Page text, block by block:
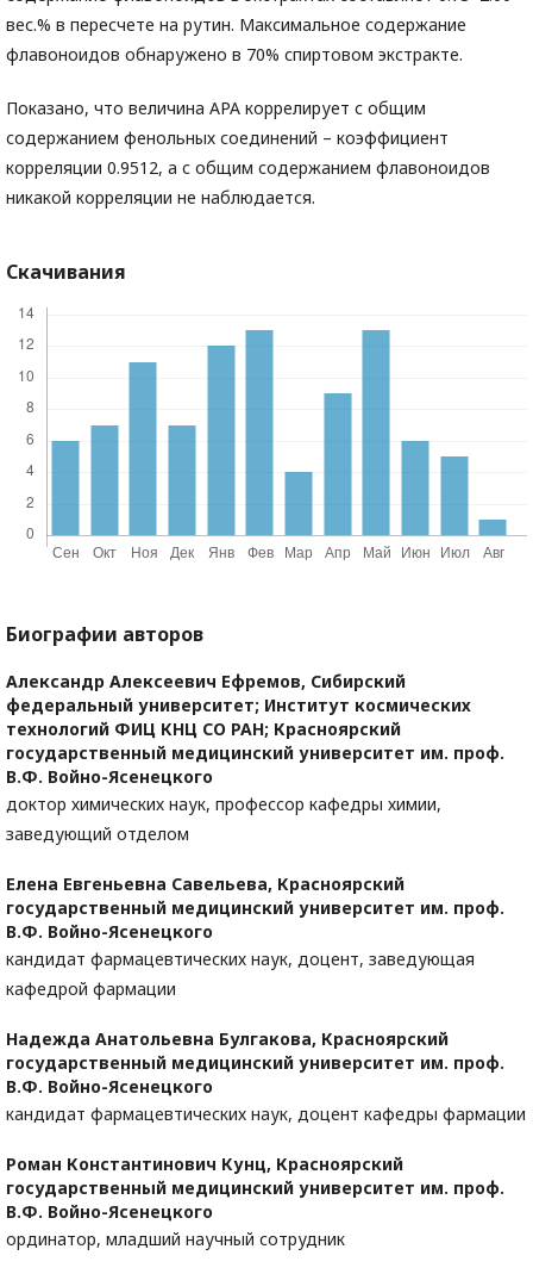
вес.% в пересчете на рутин. Максимальное содержание
флавоноидов обнаружено в 70% спиртовом экстракте.
Показано, что величина АРА коррелирует с общим
содержанием фенольных соединений – коэффициент
корреляции 0.9512, а с общим содержанием флавоноидов
никакой корреляции не наблюдается.
Скачивания
Биографии авторов
Александр Алексеевич Ефремов, Сибирский
федеральный университет; Институт космических
технологий ФИЦ КНЦ СО РАН; Красноярский
государственный медицинский университет им. проф.
В.Ф. Войно-Ясенецкого
доктор химических наук, профессор кафедры химии,
заведующий отделом
Елена Евгеньевна Савельева, Красноярский
государственный медицинский университет им. проф.
В.Ф. Войно-Ясенецкого
кандидат фармацевтических наук, доцент, заведующая
кафедрой фармации
Надежда Анатольевна Булгакова, Красноярский
государственный медицинский университет им. проф.
В.Ф. Войно-Ясенецкого
кандидат фармацевтических наук, доцент кафедры фармации
Роман Константинович Кунц, Красноярский
государственный медицинский университет им. проф.
В.Ф. Войно-Ясенецкого
ординатор, младший научный сотрудник